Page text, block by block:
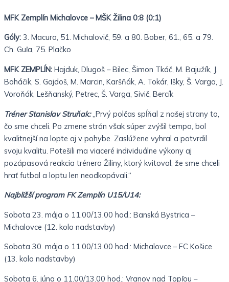
MFK Zemplín Michalovce – MŠK Žilina 0:8 (0:1)
Góly: 3. Macura, 51. Michalovič, 59. a 80. Bober, 61., 65. a 79.
Ch. Guľa, 75. Plačko
MFK ZEMPLÍN: Hajduk, Dlugoš – Bilec, Šimon Tkáč, M. Bajužík, J.
Boháčik, S. Gajdoš, M. Marcin, Karšňák, A. Tokár, Išky, Š. Varga, J.
Voroňák, Lešňanský, Petrec, Š. Varga, Sivič, Bercík
Tréner Stanislav Struňak:„Prvý polčas spĺňal z našej strany to,
čo sme chceli. Po zmene strán však súper zvýšil tempo, bol
kvalitnejší na lopte aj v pohybe. Zaslúžene vyhral a potvrdil
svoju kvalitu. Potešili ma viaceré individuálne výkony aj
pozápasová reakcia trénera Žiliny, ktorý kvitoval, že sme chceli
hrať futbal a loptu len neodkopávali.“
Najbližší program FK Zemplín U15/U14:
Sobota 23. mája o 11.00/13.00 hod.: Banská Bystrica –
Michalovce (12. kolo nadstavby)
Sobota 30. mája o 11.00/13.00 hod.: Michalovce – FC Košice
(13. kolo nadstavby)
Sobota 6. júna o 11.00/13.00 hod.: Vranov nad Topľou –